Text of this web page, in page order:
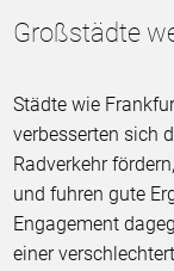
Großstädte
Städte wie
verbesserten sich
Radverkehr
und fuhren gute
Engagement
einer